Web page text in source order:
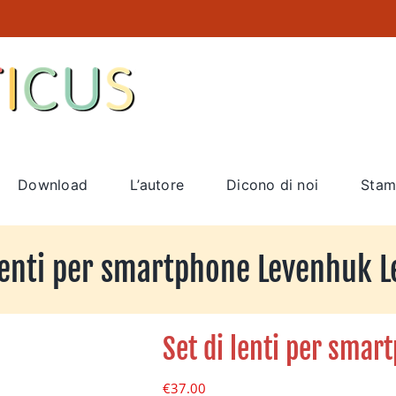
Download L’autore Dicono di noi
per smartphone Levenhuk
Set di lenti per
€37.00